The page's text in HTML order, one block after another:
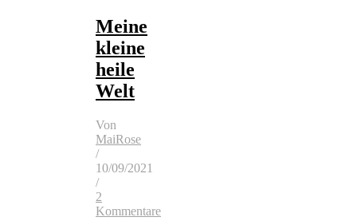
Meine
kleine
heile
Welt
Von
MaiRose
/
10/09/2021
/
2
Kommentare